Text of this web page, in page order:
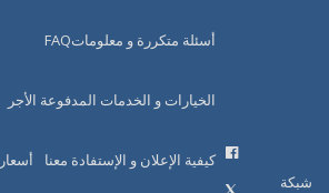
شبكة
أسئلة متكررة و معلوماتFAQ
الخيارات و الخدمات المدفوعة الأجر
كيفية الإعلان و الإستفادة معنا